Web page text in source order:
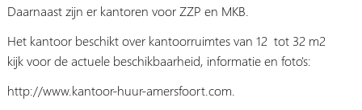
Daarnaast zijn er kantoren voor ZZP en MKB.
Het kantoor beschikt over kantoorruimtes van 12 tot 32 m2
kijk voor de actuele beschikbaarheid, informatie en foto's:
http://www.kantoor-huur-amersfoort.com.